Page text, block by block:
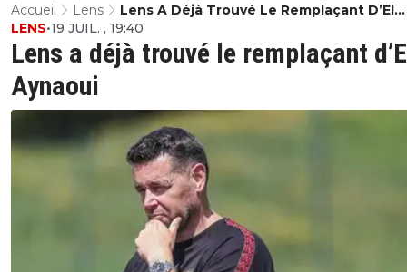
Accueil Lens
Lens A Déjà Trouvé Le Remplaçant D’El
Aynaoui
Lens a déjà trouvé le remplaçant
Aynaoui
LENS•19 JUIL. , 19:40